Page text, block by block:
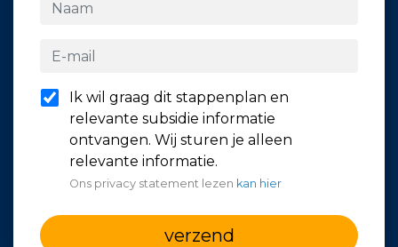
Ik wil graag dit stappenplan en
relevante subsidie informatie
ontvangen. Wij sturen je alleen
relevante informatie.
Ons privacy statement lezen kan hier
verzend